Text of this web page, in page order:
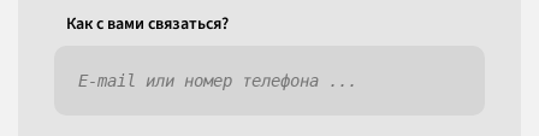
Как c вами связаться?